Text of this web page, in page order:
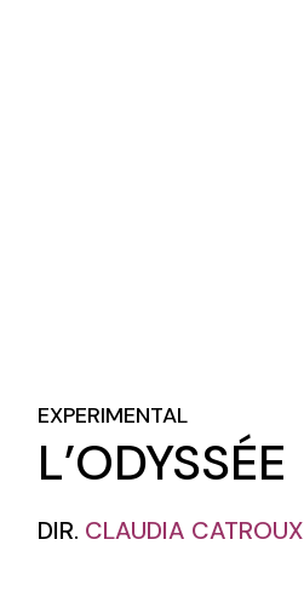
EXPERIMENTAL
L’ODYSSÉE
DIR. CLAUDIA CATROUX